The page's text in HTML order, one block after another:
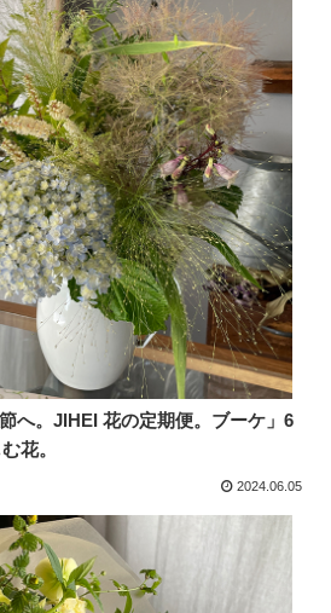
へ。JIHEI 花の定期便。ブーケ」6
花。
2024.06.05